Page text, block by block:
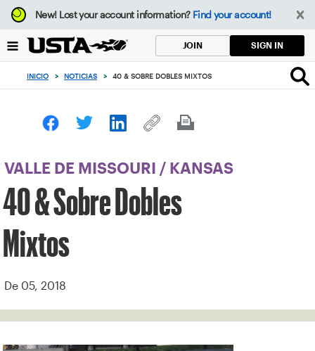
Enfoque
desde
botón
volver
principio
New!Lost your account information? Find your account!
JOIN SIGN IN
INICIO > NOTICIAS > 40 & SOBRE DOBLES MIXTOS
VALLE DE MISSOURI / KANSAS
40 & Sobre Dobles
Mixtos
De 05, 2018